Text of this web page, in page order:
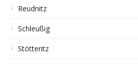
Reudnitz
Schleußig
Stötteritz